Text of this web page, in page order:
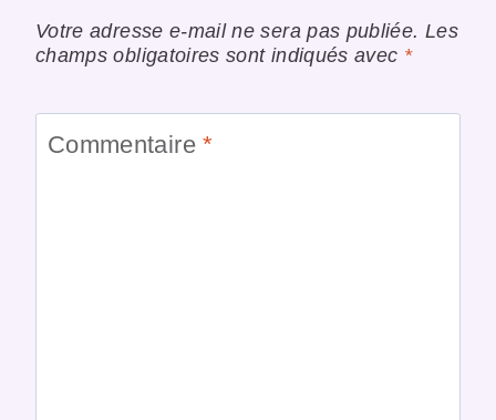
Votre adresse e-mail ne sera pas publiée. Les
champs obligatoires sont indiqués avec *
Commentaire*